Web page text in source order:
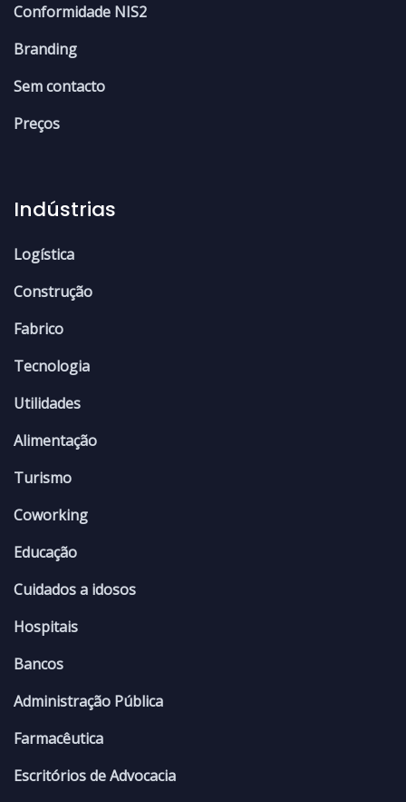
Conformidade NIS2
Branding
Sem contacto
Preços
Indústrias
Logística
Construção
Fabrico
Tecnologia
Utilidades
Alimentação
Turismo
Coworking
Educação
Cuidados a idosos
Hospitais
Bancos
Administração Pública
Farmacêutica
Escritórios de Advocacia